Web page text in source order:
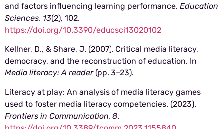
and factors influencing learning performance. Education
Sciences, 13(2), 102.
https://doi.org/10.3390/educsci13020102
Kellner, D., & Share, J. (2007). Critical media literacy,
democracy, and the reconstruction of education. In
Media literacy: A reader(pp. 3–23).
Literacy at play: An analysis of media literacy games
used to foster media literacy competencies. (2023).
Frontiers in Communication, 8.